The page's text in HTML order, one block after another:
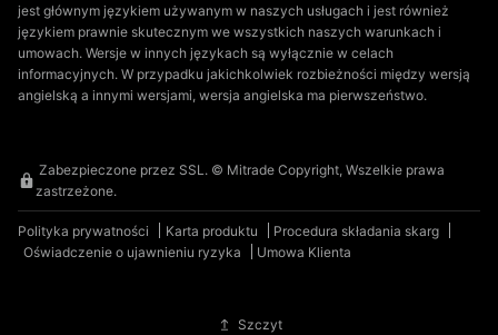
jest głównym językiem używanym w naszych usługach i jest również
językiem prawnie skutecznym we wszystkich naszych warunkach i
umowach. Wersje w innych językach są wyłącznie w celach
informacyjnych. W przypadku jakichkolwiek rozbieżności między wersją
angielską a innymi wersjami, wersja angielska ma pierwszeństwo.
Zabezpieczone przez SSL. © Mitrade Copyright, Wszelkie prawa
zastrzeżone.
Polityka prywatności Karta produktu
Procedura składania skarg
Oświadczenie o ujawnieniu ryzyka
Umowa Klienta
Szczyt